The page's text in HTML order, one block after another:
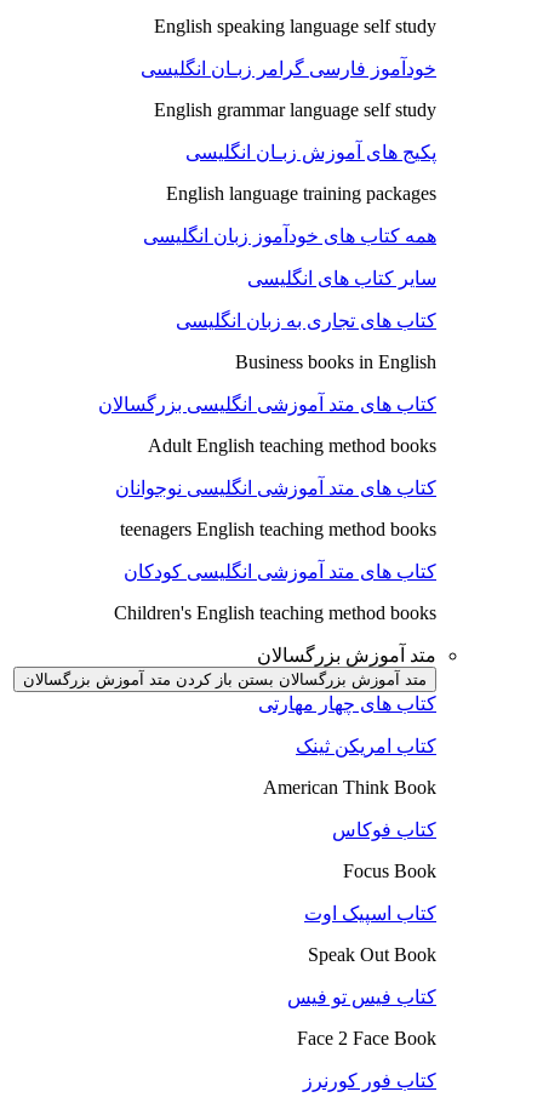
English speaking language self study
خودآموز فارسی گرامر زبـان انگلیسی
English grammar language self study
پکیج های آموزش زبـان انگلیسی
English language training packages
همه کتاب های خودآموز زبان انگلیسی
سایر کتاب های انگلیسی
کتاب های تجاری به زبان انگلیسی
Business books in English
کتاب های متد آموزشی انگلیسی بزرگسالان
Adult English teaching method books
کتاب های متد آموزشی انگلیسی نوجوانان
teenagers English teaching method books
کتاب های متد آموزشی انگلیسی کودکان
Children's English teaching method books
متد آموزش بزرگسالان
متد آموزش بزرگسالان بستن باز کردن متد آموزش بزرگسالان
کتاب های چهار مهارتی
کتاب امریکن ثینک
American Think Book
کتاب فوکاس
Focus Book
کتاب اسپیک اوت
Speak Out Book
کتاب فیس تو فیس
Face 2 Face Book
کتاب فور کورنرز